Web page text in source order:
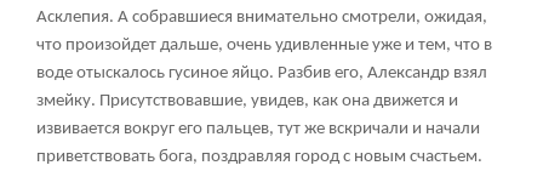
Асклепия. А собравшиеся внимательно смотрели, ожидая,
что произойдет дальше, очень удивленные уже и тем, что в
воде отыскалось гусиное яйцо. Разбив его, Александр взял
змейку. Присутствовавшие, увидев, как она движется и
извивается вокруг его пальцев, тут же вскричали и начали
приветствовать бога, поздравляя город с новым счастьем.